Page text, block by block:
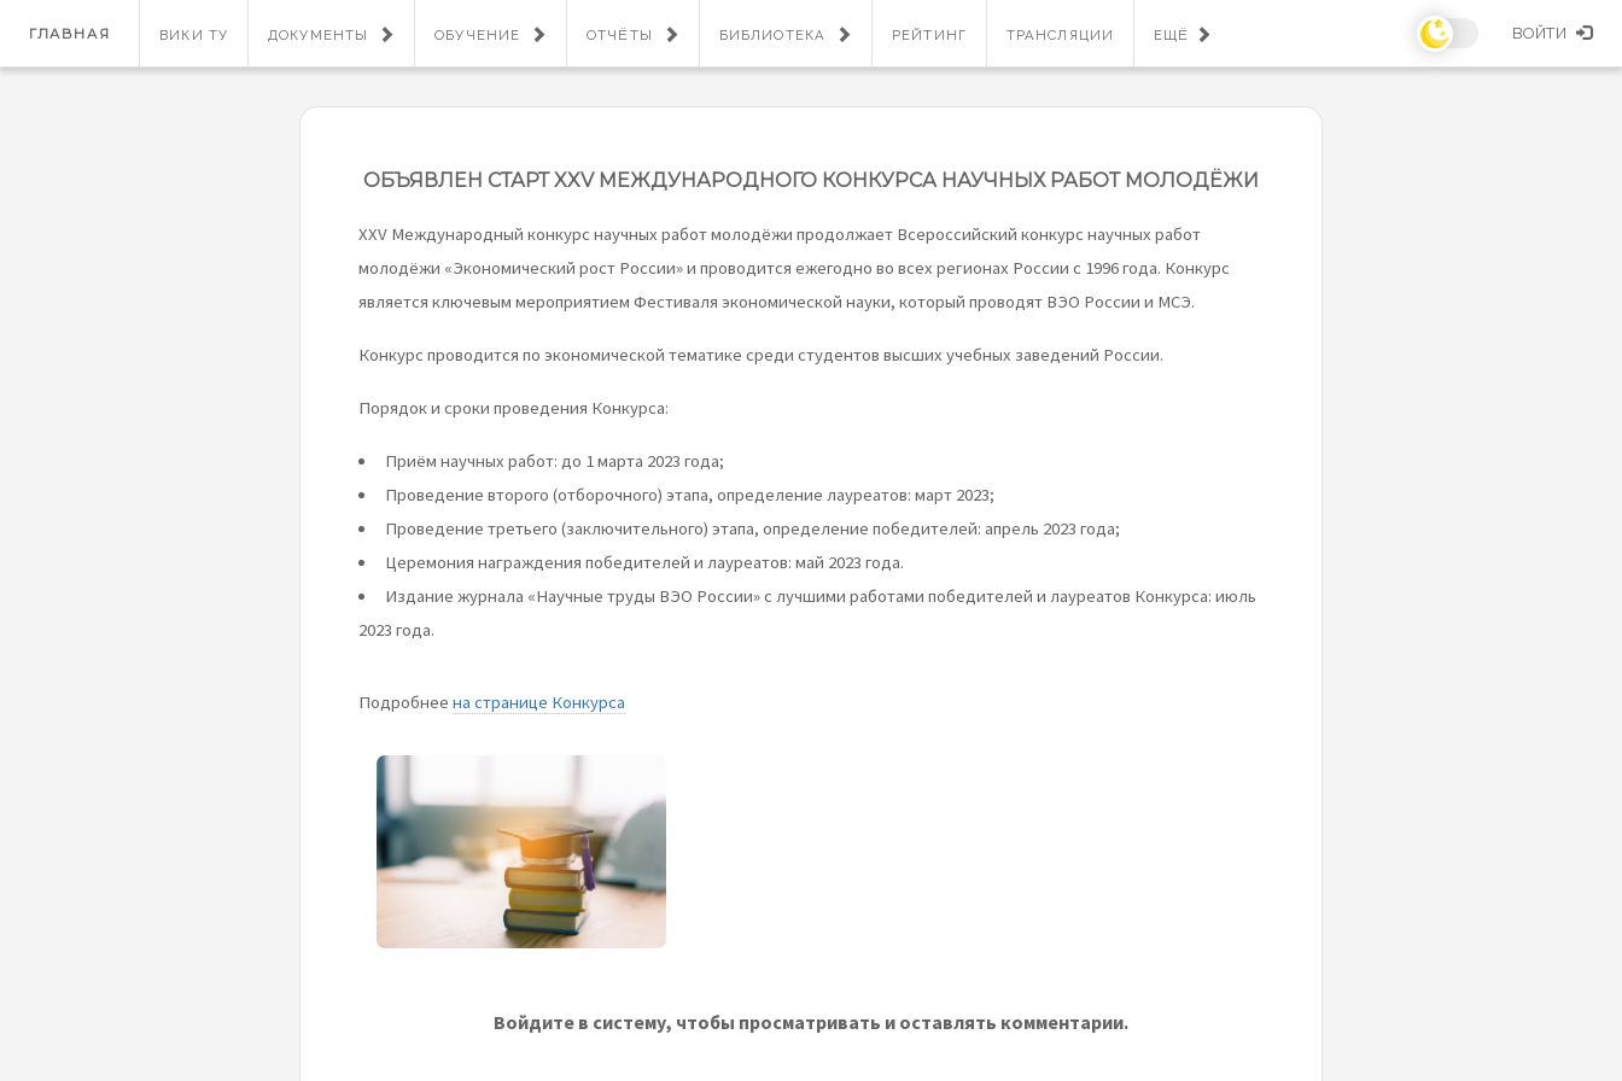
ГЛАВНАЯ ВИКИ ТУ ДОКУМЕНТЫ ОБУЧЕНИЕ ОТЧЁТЫ БИБЛИОТЕКА РЕЙТИНГ ТРАНСЛЯЦИИ ЕЩЁ ВОЙТИ
ОБЪЯВЛЕН СТАРТ XXV МЕЖДУНАРОДНОГО КОНКУРСА НАУЧНЫХ РАБОТ МОЛОДЁЖИ
XXV Международный конкурс научных работ молодёжи продолжает Всероссийский конкурс научных работ
молодёжи «Экономический рост России» и проводится ежегодно во всех регионах России с 1996 года. Конкурс
является ключевым мероприятием Фестиваля экономической науки, который проводят ВЭО России и МСЭ.
Конкурс проводится по экономической тематике среди студентов высших учебных заведений России.
Порядок и сроки проведения Конкурса:
Приём научных работ: до 1 марта 2023 года;
Проведение второго (отборочного) этапа, определение лауреатов: март 2023;
Проведение третьего (заключительного) этапа, определение победителей: апрель 2023 года;
Церемония награждения победителей и лауреатов: май 2023 года.
Издание журнала «Научные труды ВЭО России» с лучшими работами победителей и лауреатов Конкурса: июль
2023 года.
Подробнее на странице Конкурса
Войдите в систему, чтобы просматривать и оставлять комментарии.